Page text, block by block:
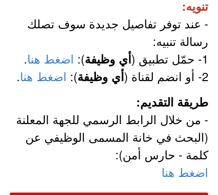
تنويه:
- عند توفر تفاصيل جديدة سوف تصلك
رسالة تنبيه:
1- حمّل تطبيق (
أي وظيفة): اضغط هنا.
2- أو انضم لقناة (
أي وظيفة): اضغط هنا.
طريقة التقديم:
- من خلال الرابط الرسمي للجهة المعلنة
(البحث في خانة المسمى الوظيفي عن
كلمة - حارس أمن):
اضغط هنا